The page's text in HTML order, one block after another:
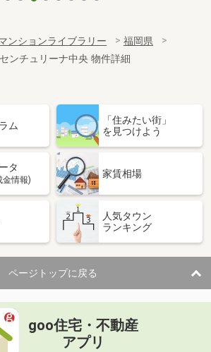
ンションライブラリー
福岡県
センチュリーナ中央 物件詳細
ム
「住みたい街」
を見つけよう
タ
金情報)
家賃相場
人気タウン
ランキング
ページトップに戻る
goo住宅・不動産
アプリ